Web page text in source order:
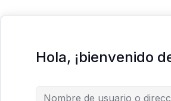
Hola, ¡bienvenido